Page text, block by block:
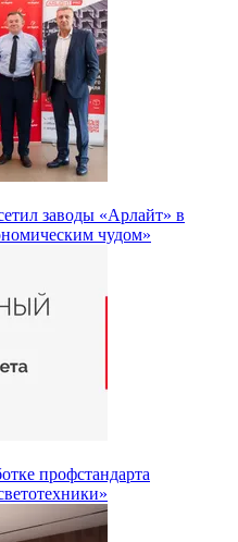
заводы «Арлайт» в
чудом»
профстандарта